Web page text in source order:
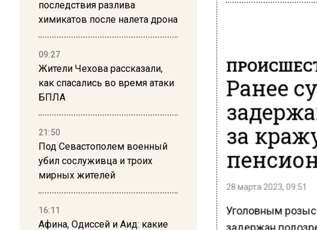
последствия разлива
химикатов после налета дрона
09:27
Жители Чехова рассказали,
как спасались во время атаки
БПЛА
21:50
Под Севастополем военный
убил сослуживца и троих
мирных жителей
16:11
Афина, Одиссей и Аид: какие
Ранее
за
28 марта 2023, 09:51
Уголовным
задержан